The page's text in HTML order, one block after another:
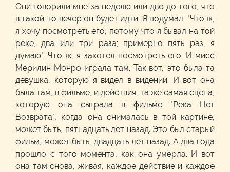
Они говорили мне за неделю или две до того, что
в такой-то вечер он будет идти. Я подумал: "Что ж,
я хочу посмотреть его, потому что я бывал на той
реке, два или три раза; примерно пять раз, я
думаю". Что ж, я захотел посмотреть его. И мисс
Мерилин Монро играла там. Так вот, это была та
девушка, которую я видел в видении. И вот она
была там, в фильме, и действия, та же самая сцена,
которую она сыграла в фильме "Река Нет
Возврата", когда она снималась в той картине,
может быть, пятнадцать лет назад. Это был старый
фильм, может быть, двадцать лет назад. А два года
прошло с того момента, как она умерла. И вот
она там снова, живая, каждое действие и каждое